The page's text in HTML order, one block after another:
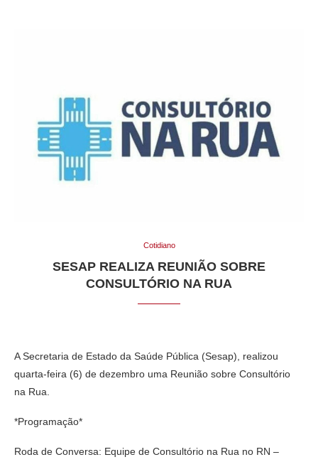
Cotidiano
SESAP REALIZA REUNIÃO SOBRE
CONSULTÓRIO NA RUA
A Secretaria de Estado da Saúde Pública (Sesap), realizou
quarta-feira (6) de dezembro uma Reunião sobre Consultório
na Rua.
*Programação*
Roda de Conversa: Equipe de Consultório na Rua no RN –